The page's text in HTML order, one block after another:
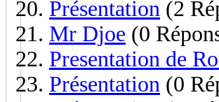
Présentation (2
Mr Djoe (0
Presentation de
Présentation (0